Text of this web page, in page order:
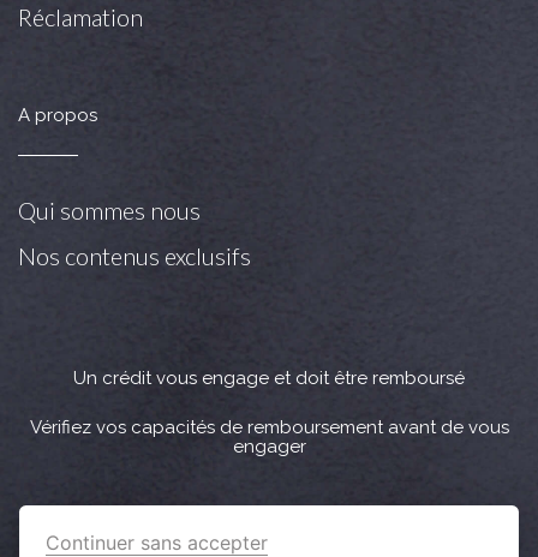
Réclamation
A propos
Qui sommes nous
Nos contenus exclusifs
Un crédit vous engage et doit être remboursé
Vérifiez vos capacités de remboursement avant de vous
engager
Crédit immobilier : Vous bénéficiez d’un délai légal de
réflexion de 10 jours. Lorsque la vente est subordonnée à
Continuer sans accepter